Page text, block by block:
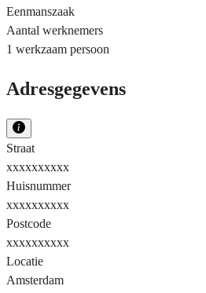
Eenmanszaak
Aantal werknemers
1 werkzaam persoon
Adresgegevens
Straat
xxxxxxxxxx
Huisnummer
xxxxxxxxxx
Postcode
xxxxxxxxxx
Locatie
Amsterdam